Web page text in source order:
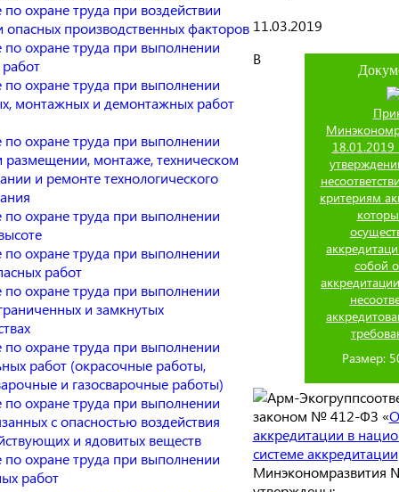
охране труда при воздействии
опасных производственных факторов
охране труда при выполнении
охране труда при выполнении
монтажных и демонтажных работ
охране труда при выполнении
размещении, монтаже, техническом
и ремонте технологического
охране труда при выполнении
охране труда при выполнении
работ
охране труда при выполнении
и замкнутых
охране труда при выполнении
работ (окрасочные работы,
и газосварочные работы)
охране труда при выполнении
с опасностью воздействия
и ядовитых веществ
охране труда при выполнении
работ
11.03.2019
критериям
собой
Размер:
В
законом № 412-ФЗ «
аккредитации в
системе аккредитации
Минэкономразвития